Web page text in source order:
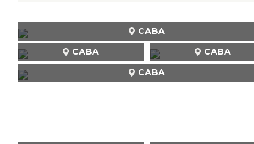
CABA
CABA
CABA
CABA